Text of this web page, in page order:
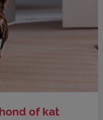
of kat